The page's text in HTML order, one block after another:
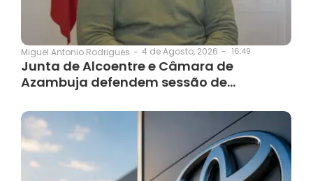
Miguel Antonio Rodrigues - 4 de Agosto, 2026 - 16:49
Junta de Alcoentre e Câmara de
Azambuja defendem sessão de…